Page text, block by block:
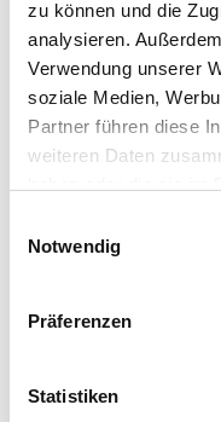
zu können und die
analysieren.
Verwendung unserer
soziale Medien,
Partner führen diese
weiteren Daten
Notwendig
Präferenzen
Statistiken
Umrechnungsfaktoren
Produkteigenschaft